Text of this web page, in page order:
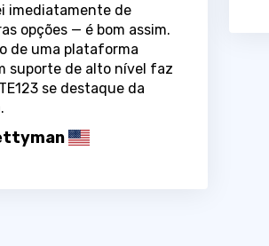
imediatamente de
opções — é bom assim.
de uma plataforma
suporte de alto nível faz
se destaque da